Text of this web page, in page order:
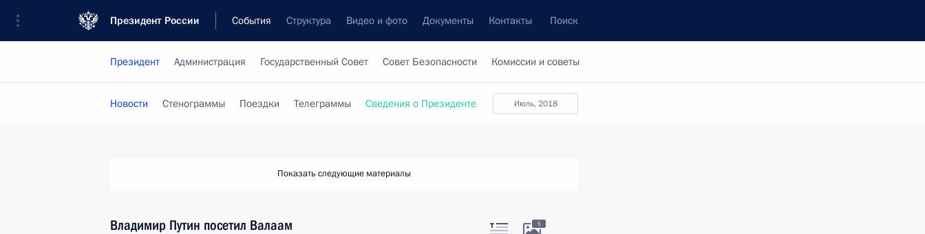
Президент России События Структура Видео и фото Документы Контакты Поиск
Президент Администрация Государственный Совет Совет Безопасности Комиссии и советы
июль, 2018
Новости Стенограммы Поездки Телеграммы Сведения о Президенте
Показать следующие материалы
Владимир Путин посетил Валаам 5